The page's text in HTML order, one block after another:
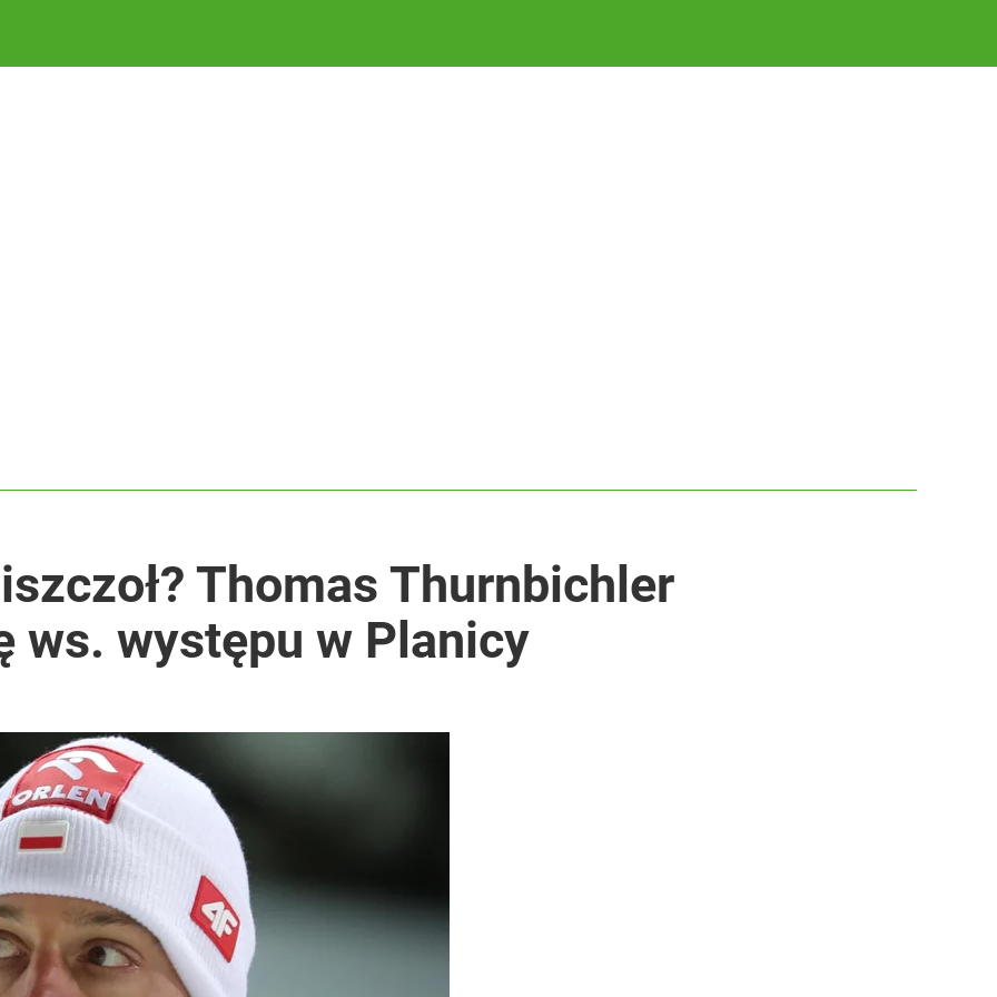
roku?
go Polacy. Sondaż dla „Wprost”
kolekcji kapsułowej
Thomas Thurnbichler
ws. występu w Planicy